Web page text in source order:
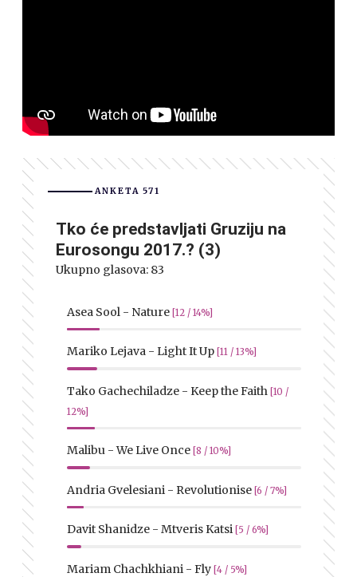
ANKETA 571
Tko će predstavljati Gruziju na
Eurosongu 2017.? (3)
Ukupno glasova: 83
Asea Sool - Nature [12 / 14%]
Mariko Lejava - Light It Up [11 / 13%]
Tako Gachechiladze - Keep the Faith [10 /
12%]
Malibu - We Live Once [8 / 10%]
Andria Gvelesiani - Revolutionise [6 / 7%]
Davit Shanidze - Mtveris Katsi [5 / 6%]
Mariam Chachkhiani - Fly [4 / 5%]